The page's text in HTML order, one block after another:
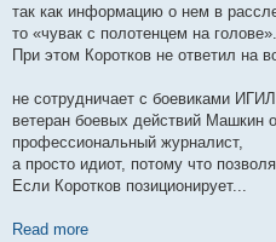
так как информацию о нем в
то «чувак с полотенцем на голове».
При этом Коротков не ответил на
не сотрудничает с боевиками ИГИЛ.
ветеран боевых действий Машкин
профессиональный журналист,
а просто идиот, потому что
Если Коротков позиционирует...
Read more